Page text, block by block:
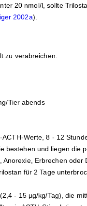
20 nmol/l, sollte
2002a).
zu verabreichen:
Tier abends
Werte, 8 - 12
bestehen und liegen die
Erbrechen
für 2 Tage
- 15 µg/kg/Tag), die